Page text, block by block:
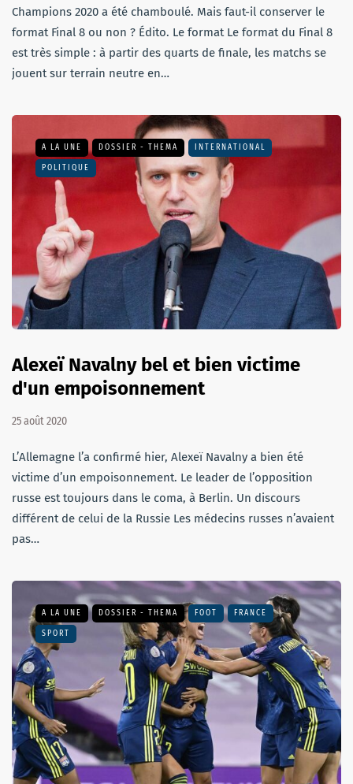
Champions 2020 a été chamboulé. Mais faut-il conserver le
format Final 8 ou non ? Édito. Le format Le format du Final 8
est très simple : à partir des quarts de finale, les matchs se
jouent sur terrain neutre en…
A LA UNE DOSSIER - THEMA INTERNATIONAL
POLITIQUE
Alexeï Navalny bel et bien victime
d'un empoisonnement
25 août 2020
L’Allemagne l’a confirmé hier, Alexeï Navalny a bien été
victime d’un empoisonnement. Le leader de l’opposition
russe est toujours dans le coma, à Berlin. Un discours
différent de celui de la Russie Les médecins russes n’avaient
pas…
A LA UNE DOSSIER - THEMA FOOT FRANCE
SPORT